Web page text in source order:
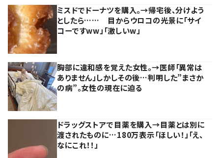
ミスドでドーナツを購入。→帰宅後、分けよう
としたら…… 目からウロコの光景に「サイ
コーですww」「激しいw」
胸部に違和感を覚えた女性。→医師「異常は
ありません」しかしその後…判明した”まさか
の病”。女性の現在に迫る
ドラッグストアで目薬を購入→目薬とは別に
渡されたものに…180万表示「ほしい！」「え、
なにこれ！！」